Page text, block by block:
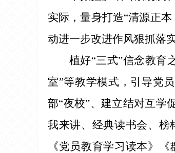
实际，量身打造“清源正
动进一步改进作风狠抓落
植好“三式”信念教育
室”等教学模式，引导党
部“夜校”、建立结对互学
我来讲、经典读书会、榜
《党员教育学习读本》